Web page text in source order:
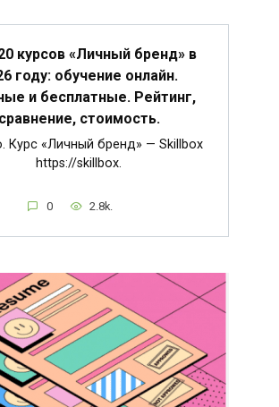
курсов «Личный бренд» в
году: обучение онлайн.
и бесплатные. Рейтинг,
сравнение, стоимость.
Курс «Личный бренд» — Skillbox
https://skillbox.
0 2.8k.